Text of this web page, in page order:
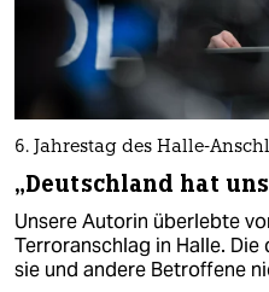
6. Jahrestag des Halle-
„Deutschland hat
Unsere Autorin überlebte
Terroranschlag in Halle.
sie und andere Betroffene